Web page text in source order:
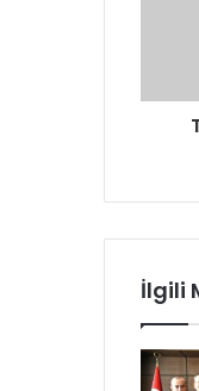
g
n
İlgili